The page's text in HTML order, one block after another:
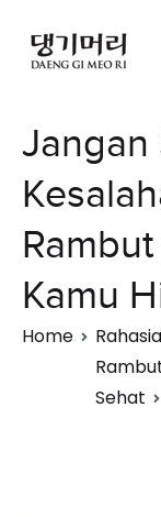
Jangan
Kamu
Home
Rahasia
Sehat